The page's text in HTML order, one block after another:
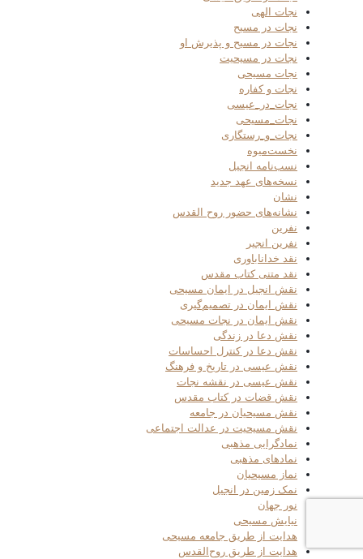
نجات الهی
نجات در مسیح
نجات در مسیح و پذیرش او
نجات در مسیحیت
نجات مسیحی
نجات و کفاره
نجات_در_عیسی
نجات_مسیحی
نجات_و_رستگاری
نخست‌میوه
نسب‌نامه انجیل
نسخه‌های عهد جدید
نشان
نشانه‌های حضور روح القدس
نفرین
نفرین انجیر
نقد خداناباوری
نقد متنی کتاب مقدس
نقش انجیل در ایمان مسیحی
نقش ایمان در تصمیم‌گیری
نقش ایمان در نجات مسیحی
نقش دعا در زندگی
نقش دعا در کنترل احساسات
نقش عیسی در تاریخ و فرهنگ
نقش عیسی در نقشه نجات
نقش قضات در کتاب مقدس
نقش مسیحیان در جامعه
نقش مسیحیت در عدالت اجتماعی
نمادگرایی مذهبی
نمادهای مذهبی
نماز مسیحیان
نمک زمین در انجیل
نور جهان
نیایش مسیحی
هدایت از طریق جامعه مسیحی
هدایت از طریق روح‌القدس